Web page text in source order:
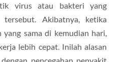
virus atau bakteri yang
Akibatnya, ketika
sama di kemudian hari,
lebih cepat. Inilah alasan